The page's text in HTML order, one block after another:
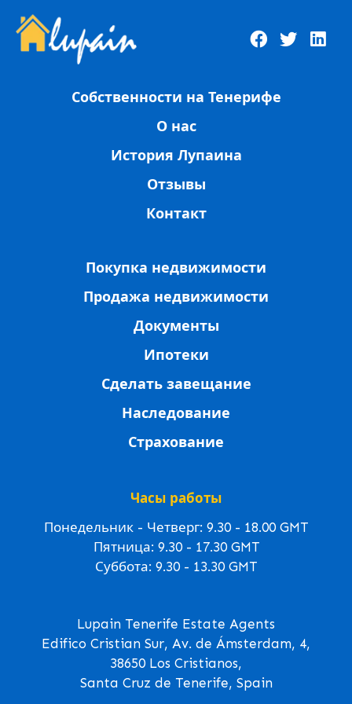
Собственности на Тенерифе
О нас
История Лупаина
Отзывы
Контакт
Покупка недвижимости
Продажа недвижимости
Документы
Ипотеки
Сделать завещание
Наследование
Страхование
Часы работы
Понедельник - Четверг: 9.30 - 18.00 GMT
Пятница: 9.30 - 17.30 GMT
Суббота: 9.30 - 13.30 GMT
Lupain Tenerife Estate Agents
Edifico Cristian Sur, Av. de Ámsterdam, 4,
38650 Los Cristianos,
Santa Cruz de Tenerife, Spain